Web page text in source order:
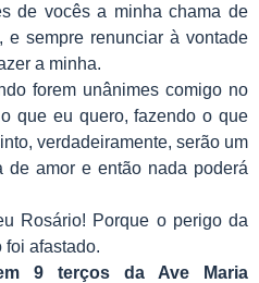
de vocês a minha chama de
e sempre renunciar à vontade
a minha.
forem unânimes comigo no
que eu quero, fazendo o que
verdadeiramente, serão um
de amor e então nada poderá
Rosário! Porque o perigo da
foi afastado.
9 terços da Ave Maria